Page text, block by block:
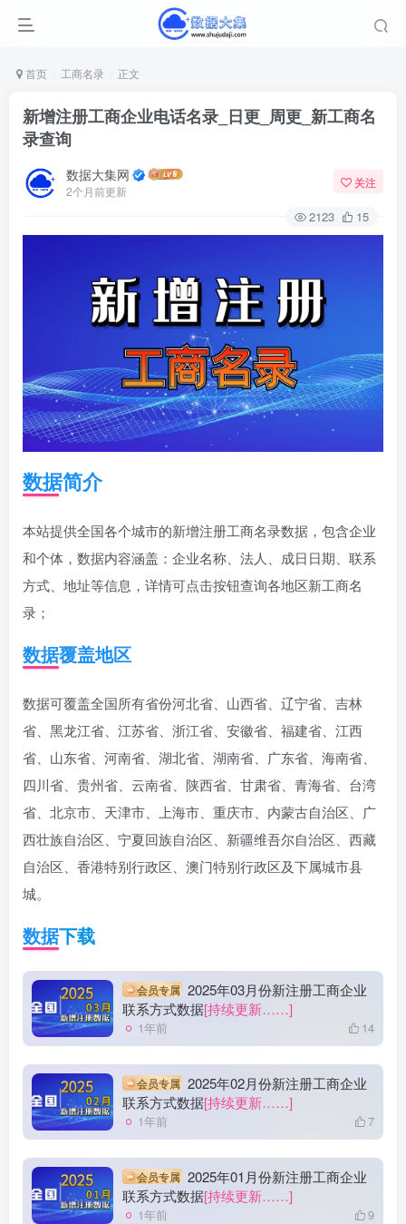
首页 工商名录 正文
新增注册工商企业电话名录_日更_周更_新工商名
录查询
数据大集网
2个月前更新
关注
2123 15
数据简介
本站提供全国各个城市的新增注册工商名录数据，包含企业
和个体，数据内容涵盖：企业名称、法人、成日日期、联系
方式、地址等信息，详情可点击按钮查询各地区新工商名
录；
数据覆盖地区
数据可覆盖全国所有省份河北省、山西省、辽宁省、吉林
省、黑龙江省、江苏省、浙江省、安徽省、福建省、江西
省、山东省、河南省、湖北省、湖南省、广东省、海南省、
四川省、贵州省、云南省、陕西省、甘肃省、青海省、台湾
省、北京市、天津市、上海市、重庆市、内蒙古自治区、广
西壮族自治区、宁夏回族自治区、新疆维吾尔自治区、西藏
自治区、香港特别行政区、澳门特别行政区及下属城市县
城。
数据下载
会员专属 2025年03月份新注册工商企业
联系方式数据[持续更新……]
1年前 14
会员专属 2025年02月份新注册工商企业
联系方式数据[持续更新……]
1年前 7
会员专属 2025年01月份新注册工商企业
联系方式数据[持续更新……]
1年前 9